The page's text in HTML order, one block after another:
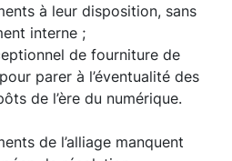
à leur disposition, sans
interne ;
de fourniture de
parer à l’éventualité des
de l’ère du numérique.
de l’alliage manquent